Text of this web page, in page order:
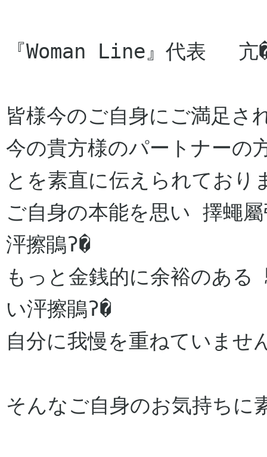
『Woman Line』代表　
皆様今のご自身にご満足さ
今の貴方様のパートナーの
とを素直に伝えられており
ご自身の本能を思い 擇蠅
泙擦鵑ʔ�
もっと金銭的に余裕のある
い泙擦鵑ʔ�
自分に我慢を重ねていませ
そんなご自身のお気持ちに